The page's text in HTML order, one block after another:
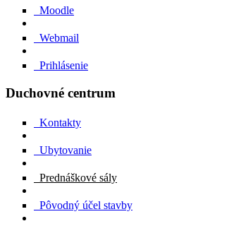
Moodle
Webmail
Prihlásenie
Duchovné centrum
Kontakty
Ubytovanie
Prednáškové sály
Pôvodný účel stavby